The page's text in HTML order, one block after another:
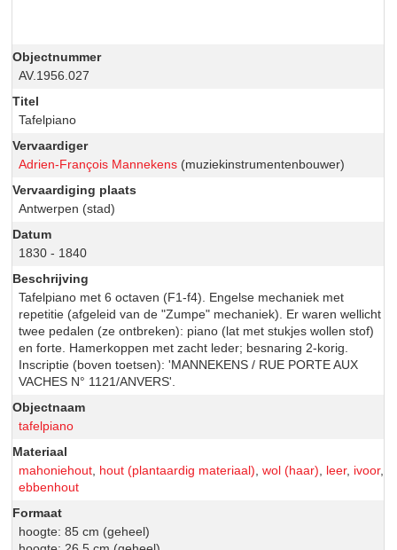
Objectnummer
AV.1956.027
Titel
Tafelpiano
Vervaardiger
Adrien-François Mannekens (muziekinstrumentenbouwer)
Vervaardiging plaats
Antwerpen (stad)
Datum
1830 - 1840
Beschrijving
Tafelpiano met 6 octaven (F1-f4). Engelse mechaniek met
repetitie (afgeleid van de "Zumpe" mechaniek). Er waren wellicht
twee pedalen (ze ontbreken): piano (lat met stukjes wollen stof)
en forte. Hamerkoppen met zacht leder; besnaring 2-korig.
Inscriptie (boven toetsen): 'MANNEKENS / RUE PORTE AUX
VACHES N° 1121/ANVERS'.
Objectnaam
tafelpiano
Materiaal
mahoniehout hout (plantaardig materiaal) ,wol (haar) leer, ivoor,
ebbenhout
Formaat
hoogte: 85 cm (geheel)